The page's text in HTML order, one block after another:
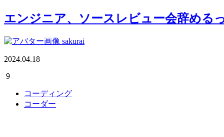
エンジニア、ソースレビュー会辞める
sakurai
2024.04.18
9
コーディング
コーダー